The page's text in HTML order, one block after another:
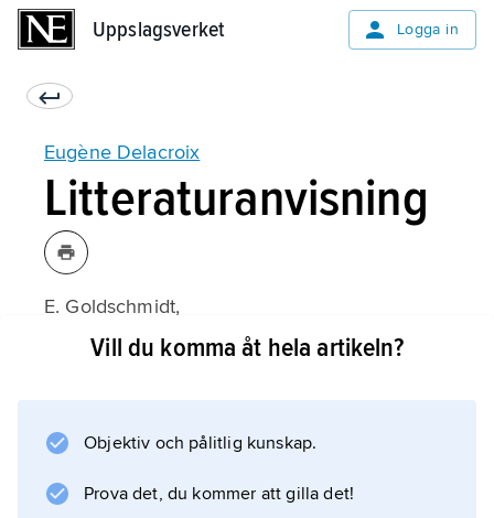
Uppslagsverket Logga in
Eugène Delacroix
Litteraturanvisning
E. Goldschmidt,
Delacroix og impressionismen
Vill du komma åt hela artikeln?
Objektiv och pålitlig kunskap.
Prova det, du kommer att gilla det!